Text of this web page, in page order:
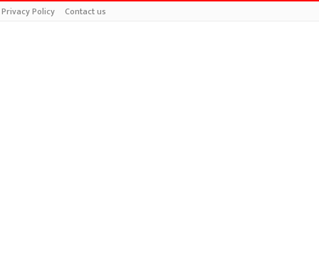
Privacy Policy Contact us